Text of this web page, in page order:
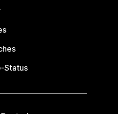
Status